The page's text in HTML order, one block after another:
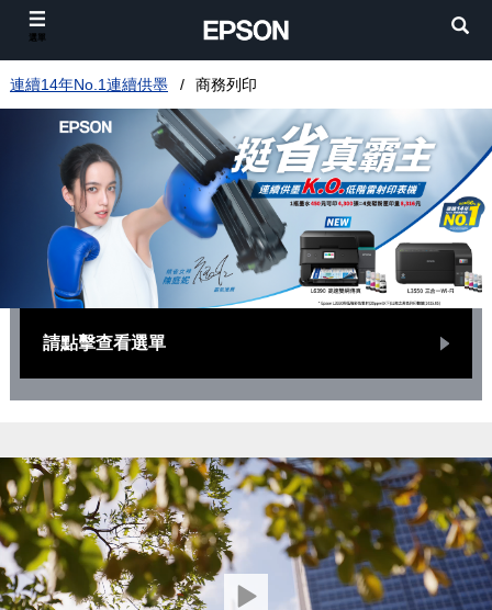
連續14年No.1連續供墨 商務列印
請點擊查看選單